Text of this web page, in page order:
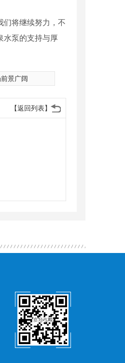
们将继续努力，不
水泵的支持与厚
景广阔
【返回列表】